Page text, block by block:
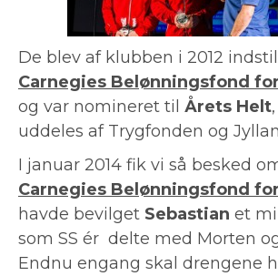
De blev af klubben i 2012
Carnegies Belønningsfond
og var nomineret til Årets Helt
uddeles af Trygfonden og
I januar 2014 fik vi så besked
Carnegies Belønningsfond
havde bevilget Sebastian et
som SS ér delte med Morten
Endnu engang skal drengene